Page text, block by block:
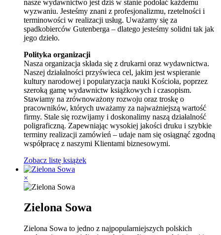
nasze wydawnictwo jest dziś w stanie podołać każdemu
wyzwaniu. Jesteśmy znani z profesjonalizmu, rzetelności i
terminowości w realizacji usług. Uważamy się za
spadkobierców Gutenberga – dlatego jesteśmy solidni tak jak
jego dzieło.
Polityka organizacji
Nasza organizacja składa się z drukarni oraz wydawnictwa.
Naszej działalności przyświeca cel, jakim jest wspieranie
kultury narodowej i popularyzacja nauki Kościoła, poprzez
szeroką gamę wydawnictw książkowych i czasopism.
Stawiamy na zrównoważony rozwoju oraz troskę o
pracowników, których uważamy za najważniejszą wartość
firmy. Stale się rozwijamy i doskonalimy naszą działalność
poligraficzną. Zapewniając wysokiej jakości druku i szybkie
terminy realizacji zamówień – udaje nam się osiągnąć zgodną
współpracę z naszymi Klientami biznesowymi.
Zobacz listę książek
×
Zielona Sowa
Zielona Sowa to jedno z najpopularniejszych polskich